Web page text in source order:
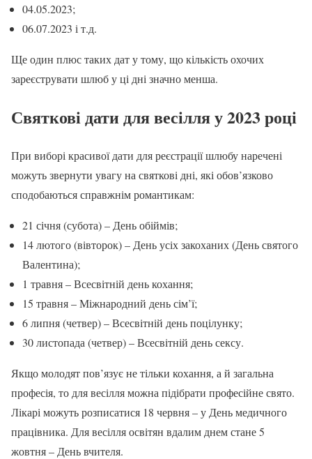
04.05.2023;
06.07.2023 і т.д.
Ще один плюс таких дат у тому, що кількість охочих
зареєструвати шлюб у ці дні значно менша.
Святкові дати для весілля у 2023 році
При виборі красивої дати для реєстрації шлюбу наречені
можуть звернути увагу на святкові дні, які обов’язково
сподобаються справжнім романтикам:
21 січня (субота) – День обіймів;
14 лютого (вівторок) – День усіх закоханих (День святого
Валентина);
1 травня – Всесвітній день кохання;
15 травня – Міжнародний день сім’ї;
6 липня (четвер) – Всесвітній день поцілунку;
30 листопада (четвер) – Всесвітній день сексу.
Якщо молодят пов’язує не тільки кохання, а й загальна
професія, то для весілля можна підібрати професійне свято.
Лікарі можуть розписатися 18 червня – у День медичного
працівника. Для весілля освітян вдалим днем стане 5
жовтня – День вчителя.